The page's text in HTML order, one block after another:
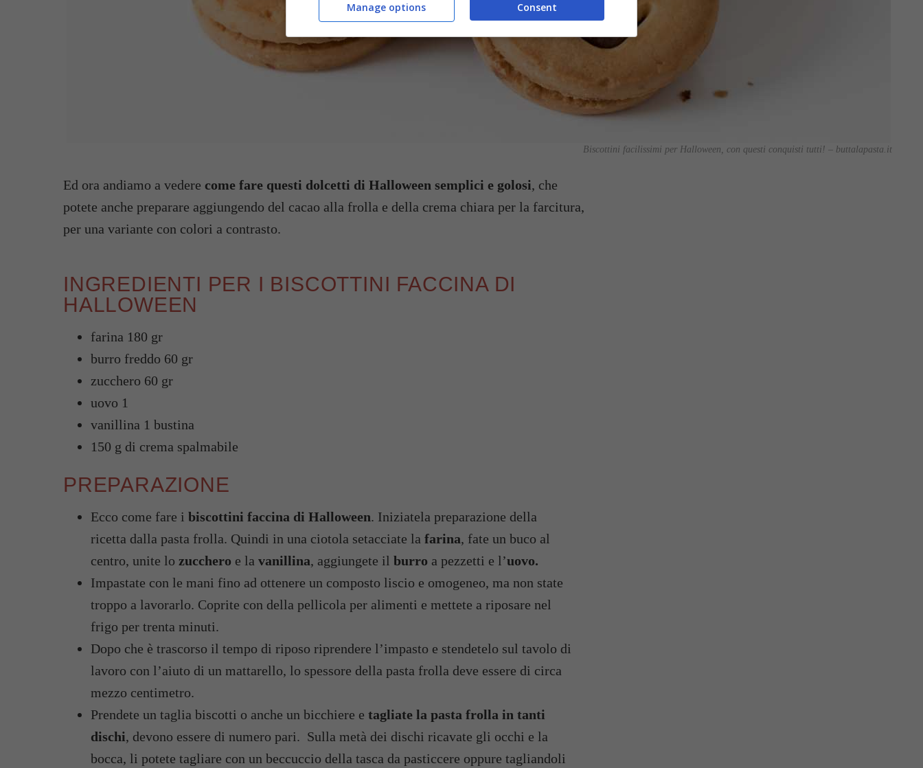
Biscottini facilissimi per Halloween, con questi conquisti tutti! – buttalapasta.it
Ed ora andiamo a vedere come fare questi dolcetti di Halloween semplici e golosi, che
potete anche preparare aggiungendo del cacao alla frolla e della crema chiara per la farcitura,
per una variante con colori a contrasto.
INGREDIENTI PER I BISCOTTINI FACCINA DI
HALLOWEEN
farina 180 gr
burro freddo 60 gr
zucchero 60 gr
uovo 1
vanillina 1 bustina
150 g di crema spalmabile
PREPARAZIONE
Ecco come fare i biscottini faccina di Halloween. Iniziatela preparazione della
ricetta dalla pasta frolla. Quindi in una ciotola setacciate la farina, fate un buco al
centro, unite lo zucchero e la vanillina, aggiungete il burro a pezzetti e l’uovo.
Impastate con le mani fino ad ottenere un composto liscio e omogeneo, ma non state
troppo a lavorarlo. Coprite con della pellicola per alimenti e mettete a riposare nel
frigo per trenta minuti.
Dopo che è trascorso il tempo di riposo riprendere l’impasto e stendetelo sul tavolo di
lavoro con l’aiuto di un mattarello, lo spessore della pasta frolla deve essere di circa
mezzo centimetro.
Prendete un taglia biscotti o anche un bicchiere e tagliate la pasta frolla in tanti
dischi, devono essere di numero pari. Sulla metà dei dischi ricavate gli occhi e la
bocca, li potete tagliare con un beccuccio della tasca da pasticcere oppure tagliandoli
Consent
Manage options